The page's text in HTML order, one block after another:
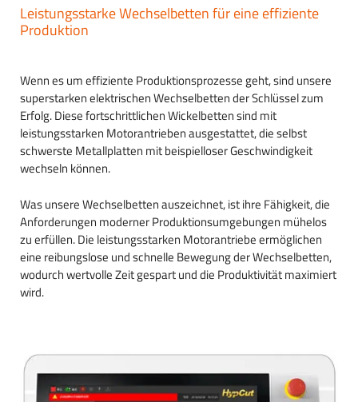
Leistungsstarke Wechselbetten für eine effiziente
Produktion
Wenn es um effiziente Produktionsprozesse geht, sind unsere
superstarken elektrischen Wechselbetten der Schlüssel zum
Erfolg. Diese fortschrittlichen Wickelbetten sind mit
leistungsstarken Motorantrieben ausgestattet, die selbst
schwerste Metallplatten mit beispielloser Geschwindigkeit
wechseln können.
Was unsere Wechselbetten auszeichnet, ist ihre Fähigkeit, die
Anforderungen moderner Produktionsumgebungen mühelos
zu erfüllen. Die leistungsstarken Motorantriebe ermöglichen
eine reibungslose und schnelle Bewegung der Wechselbetten,
wodurch wertvolle Zeit gespart und die Produktivität maximiert
wird.